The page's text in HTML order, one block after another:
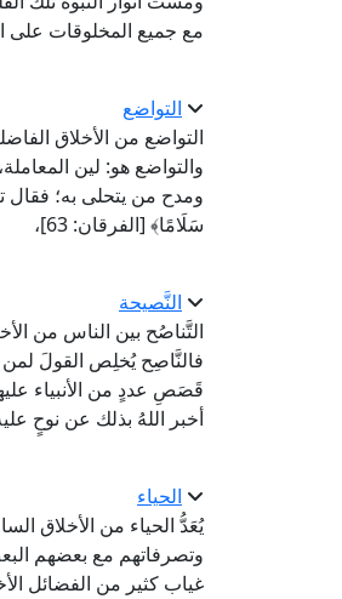
مع جميع المخلوقات على
التواضع
التواضع من الأخلاق
والتواضع هو: لين
ومدح من يتحلى به؛ فقال
سَلَامًا﴾ [الفرقان: 63]،
النَّصيحة
التَّناصُح بين الناس من
فالنَّاصِح يُخلِص القولَ
قَصَصِ عددٍ من الأنبياء
أخبر اللهُ بذلك عن نوحٍ
الحياء
يُعَدُّ الحياء من الأخلاق
وتصرفاتهم مع بعضهم
غياب كثير من الفضائل